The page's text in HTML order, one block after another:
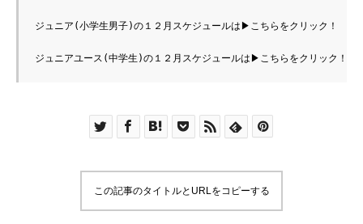
ジュニア(小学生男子)の１２月スケジュールは ▶ こちらをクリック！
ジュニアユース(中学生)の１２月スケジュールは ▶ こちらをクリック！
この記事のタイトルとURLをコピーする